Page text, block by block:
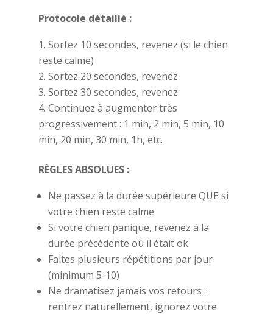
Protocole détaillé :
Sortez 10 secondes, revenez (si le chien
reste calme)
Sortez 20 secondes, revenez
Sortez 30 secondes, revenez
Continuez à augmenter très
progressivement : 1 min, 2 min, 5 min, 10
min, 20 min, 30 min, 1h, etc.
RÈGLES ABSOLUES :
Ne passez à la durée supérieure QUE si
votre chien reste calme
Si votre chien panique, revenez à la
durée précédente où il était ok
Faites plusieurs répétitions par jour
(minimum 5-10)
Ne dramatisez jamais vos retours :
rentrez naturellement, ignorez votre